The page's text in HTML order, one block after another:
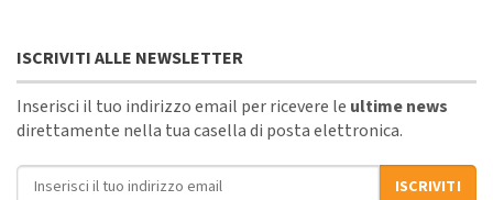
ISCRIVITI ALLE NEWSLETTER
Inserisci il tuo indirizzo email per ricevere le ultime news
direttamente nella tua casella di posta elettronica.
Indirizzo email
ISCRIVITI